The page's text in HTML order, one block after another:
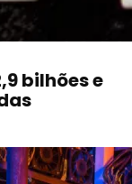
bilhões e